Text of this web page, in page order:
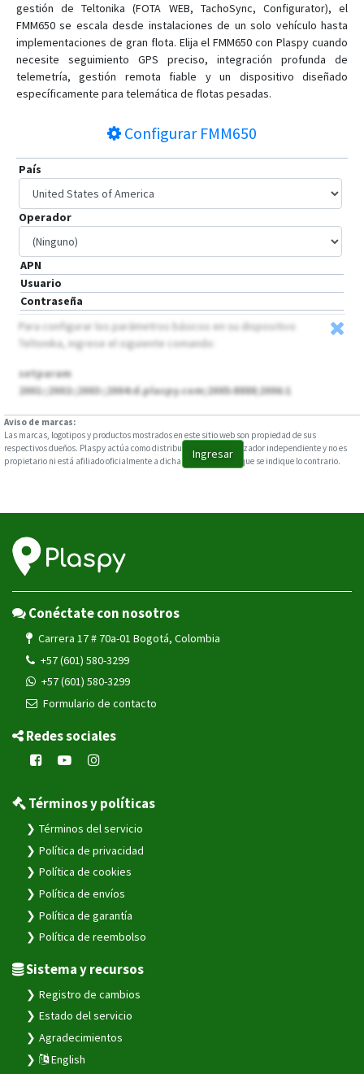
gestión de Teltonika (FOTA WEB, TachoSync, Configurator), el
FMM650 se escala desde instalaciones de un solo vehículo hasta
implementaciones de gran flota. Elija el FMM650 con Plaspy cuando
necesite seguimiento GPS preciso, integración profunda de
telemetría, gestión remota fiable y un dispositivo diseñado
específicamente para telemática de flotas pesadas.
ConfigurarFMM650
País
Operador
APN
Usuario
Contraseña
Ingresar
Para configurar los parámetros básicos en su dispositivo
Teltonika, ingrese el siguiente comando:
setparam
2001:;2002:;2003:;2004:d.plaspy.com;2005:8888;2006:1
Aviso de marcas:
Las marcas, logotipos y productos mostrados en este sitio web son propiedad de sus
respectivos dueños. Plaspy actúa como distribuidor y comercializador independiente y no es
propietario ni está afiliado oficialmente a dichas marcas, salvo que se indique lo contrario.
Conéctate con nosotros
Carrera 17 # 70a-01 Bogotá, Colombia
+57 (601) 580-3299
+57 (601) 580-3299
Formulario de contacto
Redes sociales
Términos y políticas
Términos del servicio
Política de privacidad
Política de cookies
Política de envíos
Política de garantía
Política de reembolso
Sistema y recursos
Registro de cambios
Estado del servicio
Agradecimientos
English